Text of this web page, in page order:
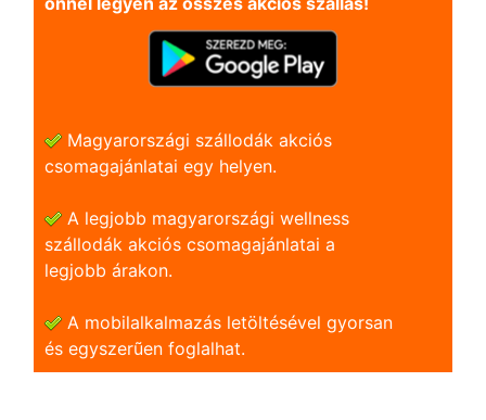
Magyarországi szállodák akciós
csomagajánlatai egy helyen.
A legjobb magyarországi wellness
szállodák akciós csomagajánlatai a
legjobb árakon.
A mobilalkalmazás letöltésével gyorsan
és egyszerũen foglalhat.